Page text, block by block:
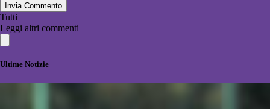
Invia Commento
Tutti
Leggi altri commenti
Ultime Notizie